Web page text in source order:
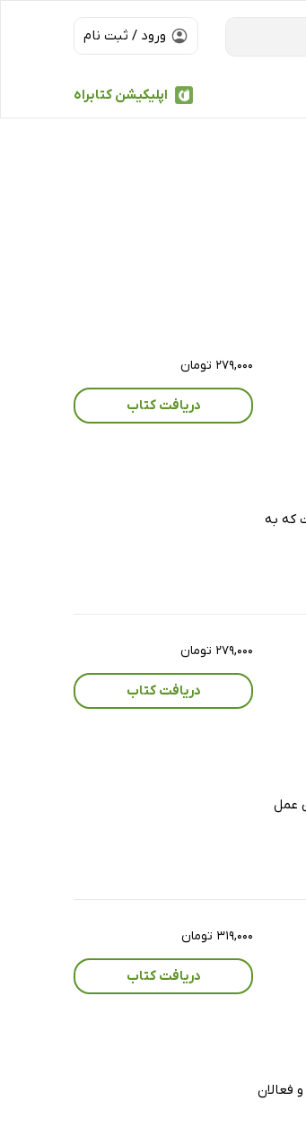
ورود / ثبت نام
اپلیکیشن کتابراه
است که به
۲۷۹,۰۰۰ تومان
دریافت کتاب
عمل
۲۷۹,۰۰۰ تومان
دریافت کتاب
و فعالان
۳۱۹,۰۰۰ تومان
دریافت کتاب